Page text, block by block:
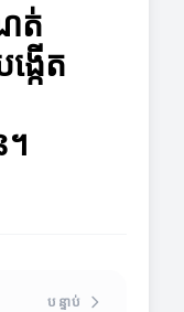
ត់
ើត
។
បន្ទាប់